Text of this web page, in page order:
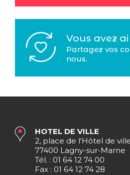
Vous avez
Partagez vos
nous.
HOTEL DE VILLE
2, place de l'Hôtel de
77400 Lagny-sur-Marne
Tél. : 01 64 12 74 00
Fax : 01 64 12 74 28